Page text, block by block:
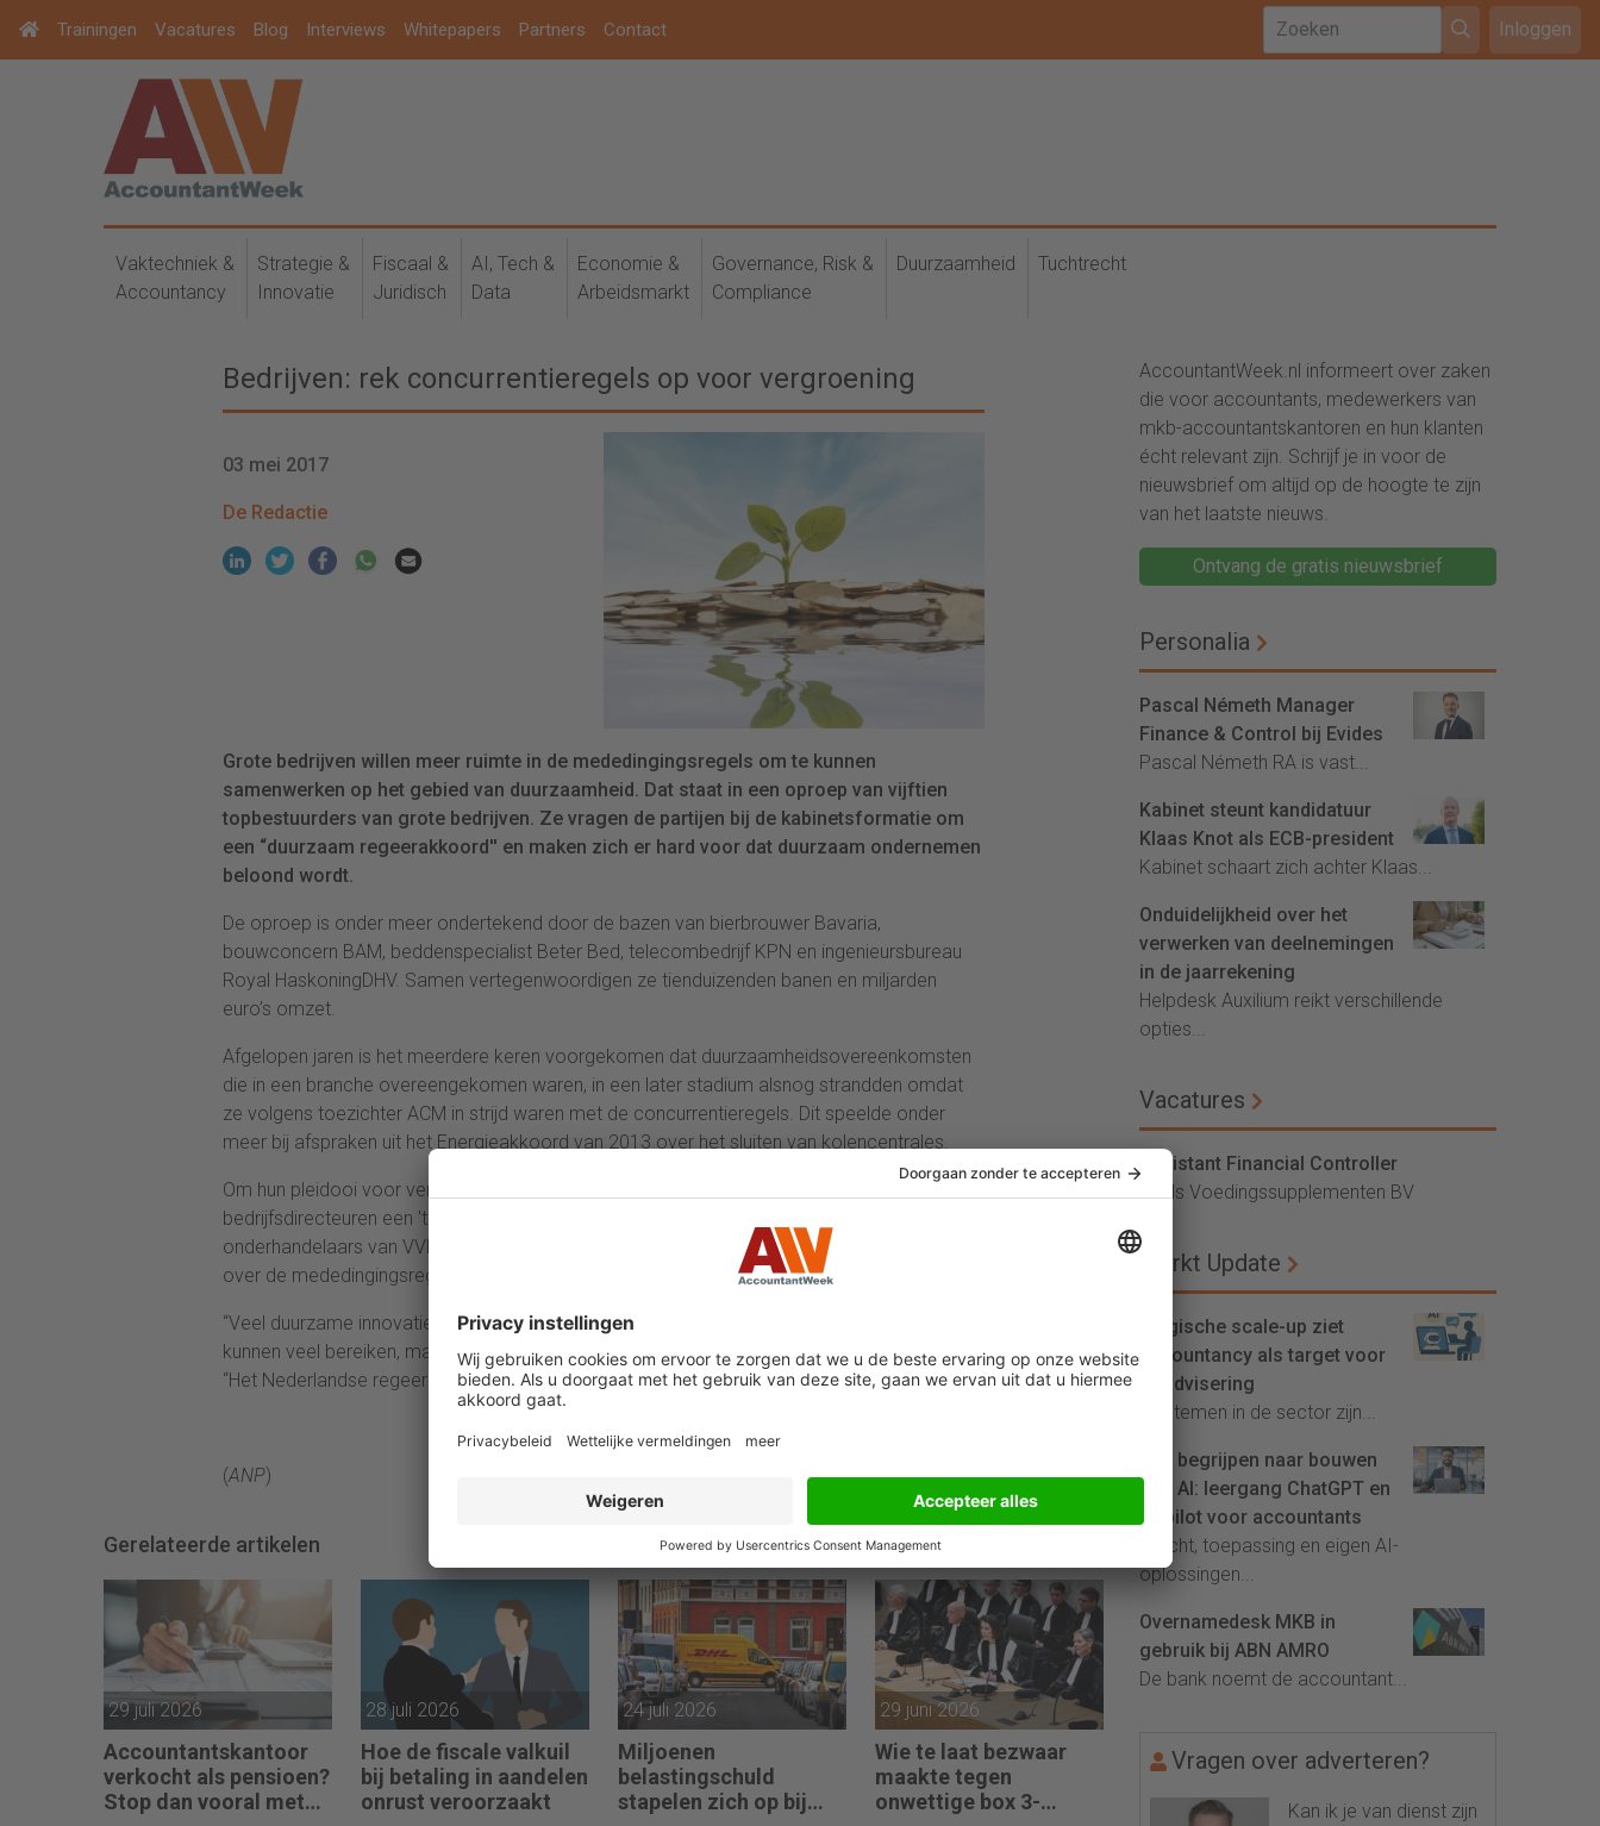
Trainingen Vacatures Blog Interviews Whitepapers Partners Contact Inloggen
Vaktechniek &
Accountancy
Strategie &
Innovatie
Fiscaal &
Juridisch
AI, Tech &
Data
Economie &
Arbeidsmarkt
Governance, Risk &
Compliance
Duurzaamheid Tuchtrecht
Bedrijven: rek concurrentieregels op voor vergroening
03 mei 2017
De Redactie
Grote bedrijven willen meer ruimte in de mededingingsregels om te kunnen
samenwerken op het gebied van duurzaamheid. Dat staat in een oproep van vijftien
topbestuurders van grote bedrijven. Ze vragen de partijen bij de kabinetsformatie om
een “duurzaam regeerakkoord'' en maken zich er hard voor dat duurzaam ondernemen
beloond wordt.
De oproep is onder meer ondertekend door de bazen van bierbrouwer Bavaria,
bouwconcern BAM, beddenspecialist Beter Bed, telecombedrijf KPN en ingenieursbureau
Royal HaskoningDHV. Samen vertegenwoordigen ze tienduizenden banen en miljarden
euro’s omzet.
Afgelopen jaren is het meerdere keren voorgekomen dat duurzaamheidsovereenkomsten
die in een branche overeengekomen waren, in een later stadium alsnog strandden omdat
ze volgens toezichter ACM in strijd waren met de concurrentieregels. Dit speelde onder
meer bij afspraken uit het Energieakkoord van 2013 over het sluiten van kolencentrales.
Om hun pleidooi voor vergroeningsmaatregelen extra kracht bij te zetten hebben de
bedrijfsdirecteuren een 'tienpuntenplan' opgesteld om informateur Edith Schippers en de
onderhandelaars van VVD, CDA, D66 en GroenLinks op weg te helpen. Naast het voorstel
over de mededingingsregels, wordt daarin onder meer om extra investeringen gevraagd.
“Veel duurzame innovaties worden goedkoper, evenals kapitaal om te investeren. Bedrijven
kunnen veel bereiken, maar veranderen gaat niet zonder prikkels'', aldus de bestuurders.
“Het Nederlandse regeerakkoord kan daarmee als voorbeeld dienen in Europa.''
(ANP)
Gerelateerde artikelen
29 juli 2026
Accountantskantoor
verkocht als pensioen?
Stop dan vooral met
28 juli 2026
Hoe de fiscale valkuil
bij betaling in aandelen
onrust veroorzaakt
24 juli 2026
Miljoenen
belastingschuld
stapelen zich op bij
29 juni 2026
Wie te laat bezwaar
maakte tegen
onwettige box 3-
AccountantWeek.nl informeert over zaken
die voor accountants, medewerkers van
mkb-accountantskantoren en hun klanten
écht relevant zijn. Schrijf je in voor de
nieuwsbrief om altijd op de hoogte te zijn
van het laatste nieuws.
Ontvang de gratis nieuwsbrief
Personalia
Pascal Németh Manager
Finance & Control bij Evides
Pascal Németh RA is vast...
Kabinet steunt kandidatuur
Klaas Knot als ECB-president
Kabinet schaart zich achter Klaas...
Onduidelijkheid over het
verwerken van deelnemingen
in de jaarrekening
Helpdesk Auxilium reikt verschillende
opties...
Vacatures
Assistant Financial Controller
Vitals Voedingssupplementen BV
Markt Update
Belgische scale-up ziet
accountancy als target voor
AI-advisering
'Systemen in de sector zijn...
Van begrijpen naar bouwen
met AI: leergang ChatGPT en
Copilot voor accountants
Inzicht, toepassing en eigen AI-
oplossingen...
Overnamedesk MKB in
gebruik bij ABN AMRO
De bank noemt de accountant...
Vragen over adverteren?
Kan ik je van dienst zijn